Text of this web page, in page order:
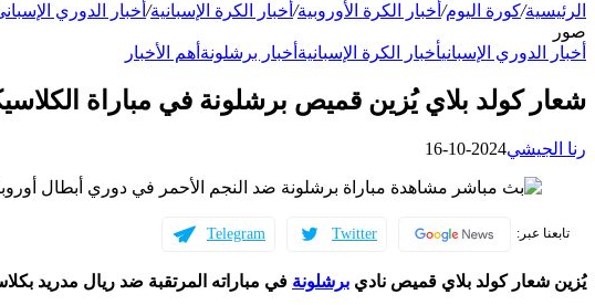
الرئيسية/كورة اليوم/ أخبار الكرة الأوروبية/ أخبار الكرة الإسبانية/ أخبار الدوري
صور
أخبار الدوري الإسبانيأخبار الكرة الإسبانية أخبار برشلونة أهم الأخبار
شعار كولد بلاي يُزين قميص برشلونة في مباراة
رنا الجيشي2024-10-16
تابعنا عبر: Twitter
Telegram
يُزين شعار كولد بلاي قميص نادي برشلونة في مباراته المرتقبة ضد ريال مدريد